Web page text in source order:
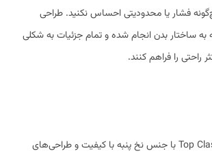
فشار یا محدودیتی احساس نکنید. طراحی
به ساختار بدن انجام شده و تمام جزئیات به شکلی
راحتی را فراهم کنند.
شورت اسلیپ برند Top Classic با جنس نخ پنبه با کیفیت و طراحی‌های